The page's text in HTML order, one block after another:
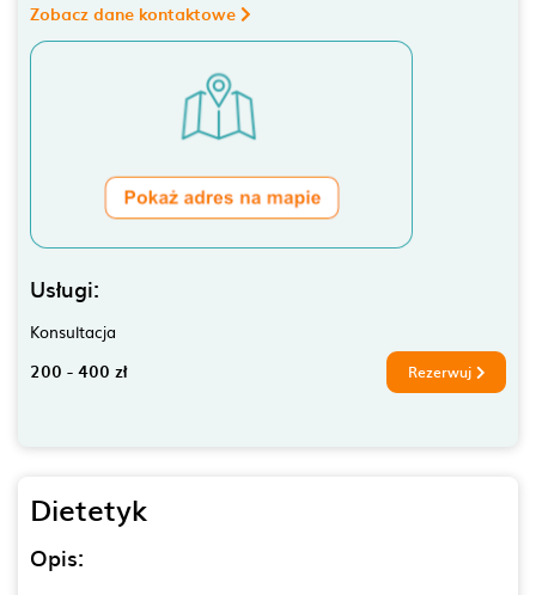
Zobacz dane kontaktowe
Usługi:
Konsultacja
200 - 400 zł Rezerwuj
Dietetyk
Opis: